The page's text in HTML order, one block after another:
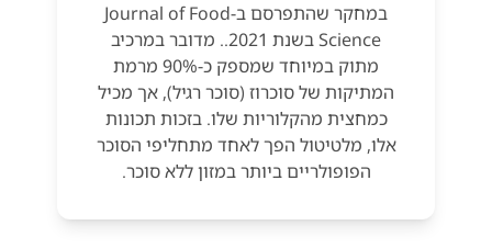
במחקר שהתפרסם ב-Journal of Food
Science בשנת 2021.. מדובר במרכיב
מתוק במיוחד שמספק כ-90% מרמת
המתיקות של סוכרוז (סוכר רגיל), אך מכיל
כמחצית מהקלוריות שלו. בזכות תכונות
אלו, מלטיטול הפך לאחד מתחליפי הסוכר
הפופולריים ביותר במזון ללא סוכר.